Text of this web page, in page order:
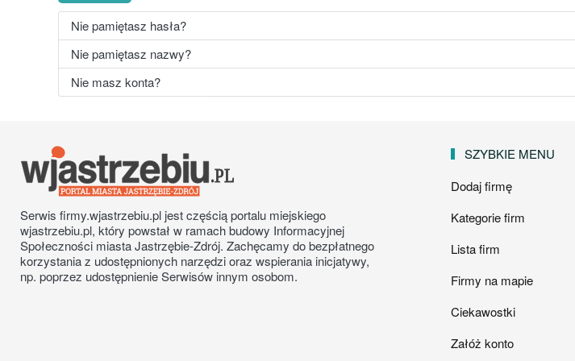
Nie pamiętasz hasła?
Nie pamiętasz nazwy?
Nie masz konta?
Serwis firmy.wjastrzebiu.pl jest częścią portalu miejskiego
wjastrzebiu.pl, który powstał w ramach budowy Informacyjnej
Społeczności miasta Jastrzębie-Zdrój. Zachęcamy do bezpłatnego
korzystania z udostępnionych narzędzi oraz wspierania inicjatywy,
np. poprzez udostępnienie Serwisów innym osobom.
SZYBKIE MENU
Dodaj firmę
Kategorie firm
Lista firm
Firmy na mapie
Ciekawostki
Załóż konto